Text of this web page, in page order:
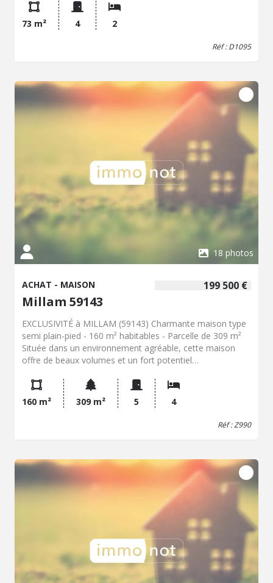
baignoire, une place de parking complète ces prestations.
Le chauffage est au gaz. La résidence est de standing.
Les charges sont d'environ 100.00 euros. L'appartement
est occupé avec un bail en cours avec un loyer de 820
73 m² 4 2
Réf : D1095
18 photos
199 500 €
ACHAT - MAISON
Millam 59143
EXCLUSIVITÉ à MILLAM (59143) Charmante maison type
semi plain-pied - 160 m² habitables - Parcelle de 309 m²
Située dans un environnement agréable, cette maison
offre de beaux volumes et un fort potentiel
salon séjour lumineux. Cuisine équipée. Une grande
chambre de 18 m2. Salle d'eau et WC. Pièce de 8 m²
pouvant servir de chambre d'enfant, dressing ou espace
de rangement Une grande salle détente / bureau, idéale
de nombreuses possibilités (suite parentale, salle de jeux,
bureau, chambres supplémentaires...) Extérieurs et
dépendances. Garage attenant de 31 m² avec porte
motorisée. Dépendance de 23 m² dans le prolongement
du garage Jardin avec terrasse, entièrement clos et sans
vis-à-vis Confort et équipements Pompe à chaleur
installée en 2023 Menuiseries PVC double vitrage à 90 %
Assainissement conforme (tout-à-l'égout) Les atouts
Maison saine et rassurante Beaux volumes habitables
Possibilité d'agrandissement grâce au plateau
aménageable Garage et dépendance Jardin intime sans
160 m² 309 m² 5 4
Réf : Z990